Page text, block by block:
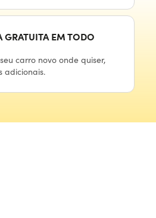
GRATUITA EM TODO
carro novo onde quiser,
adicionais.